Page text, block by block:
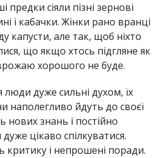
предки сіяли пізні зернові
і кабачки. Жінки рано вранці
капусти, але так, щоб ніхто
що якщо хтось підгляне як
хорошого не буде.
дуже сильні духом, їх
наполегливо йдуть до своєї
знань і постійно
цікаво спілкуватися.
і непрошені поради.